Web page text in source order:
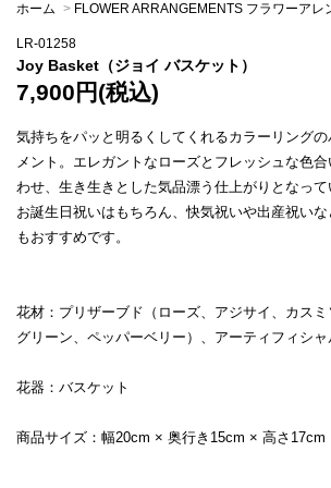
ホーム > FLOWER ARRANGEMENTS フラワーアレ
LR-01258
Joy Basket（ジョイ バスケット）
7,900円(税込)
気持ちをパッと明るくしてくれるカラーリング
メント。エレガントなローズとフレッシュな色
わせ、生き生きとした気品漂う仕上がりとなって
お誕生日祝いはもちろん、快気祝いや出産祝い
もおすすめです。
花材：プリザーブド（ローズ、アジサイ、カスミ
グリーン、ペッパーベリー）、アーティフィシャ
花器：バスケット
商品サイズ：幅20cm × 奥行き15cm × 高さ17cm